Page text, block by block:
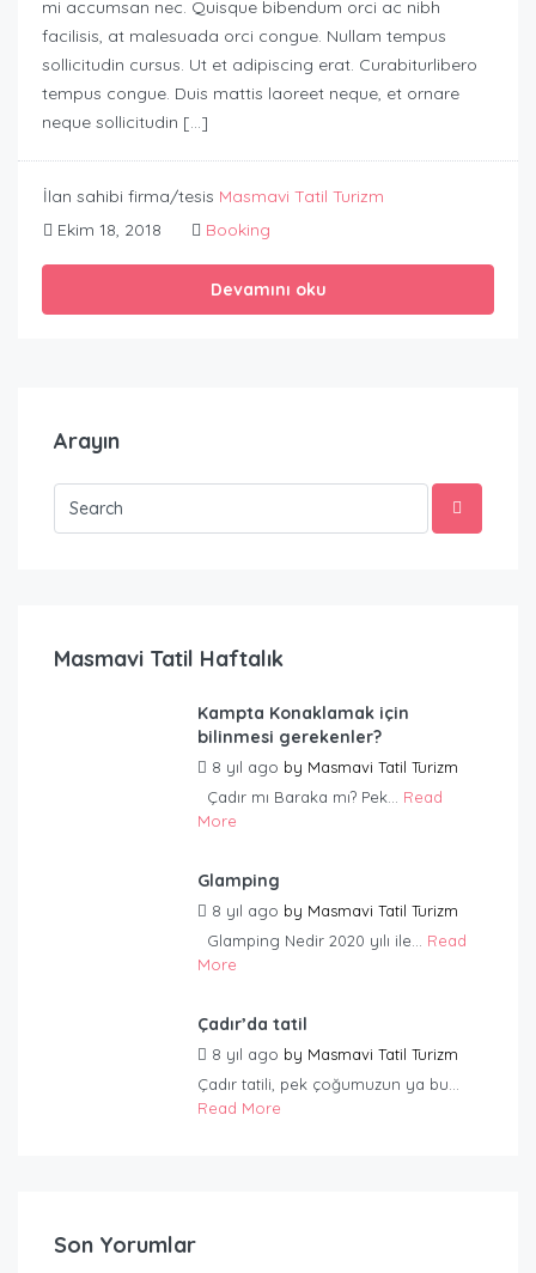
mi accumsan nec. Quisque bibendum orci ac nibh
facilisis, at malesuada orci congue. Nullam tempus
sollicitudin cursus. Ut et adipiscing erat. Curabiturlibero
tempus congue. Duis mattis laoreet neque, et ornare
neque sollicitudin […]
İlan sahibi firma/tesis Masmavi Tatil Turizm
Ekim 18, 2018
Booking
Devamını oku
Arayın
Masmavi Tatil Haftalık
Kampta Konaklamak için
bilinmesi gerekenler?
8 yıl ago by Masmavi Tatil Turizm
Çadır mı Baraka mı? Pek... Read
More
Glamping
8 yıl ago by Masmavi Tatil Turizm
Glamping Nedir 2020 yılı ile... Read
More
Çadır’da tatil
8 yıl ago by Masmavi Tatil Turizm
Çadır tatili, pek çoğumuzun ya bu...
Read More
Son Yorumlar